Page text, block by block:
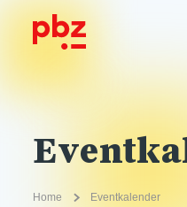
Home Eventkalender